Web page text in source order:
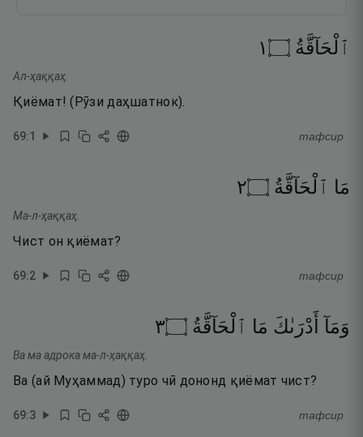
ٱلْحَآقَّةُ ۝١
Ал-ҳаққаҳ.
Қиёмат! (Рӯзи даҳшатнок).
69:1 тафсир
مَا ٱلْحَآقَّةُ ۝٢
Ма-л-ҳаққаҳ.
Чист он қиёмат?
69:2 тафсир
وَمَآ أَدْرَىٰكَ مَا ٱلْحَآقَّةُ ۝٣
Ва ма адрока ма-л-ҳаққаҳ.
Ва (ай Муҳаммад) туро чӣ дононд қиёмат чист?
69:3 тафсир